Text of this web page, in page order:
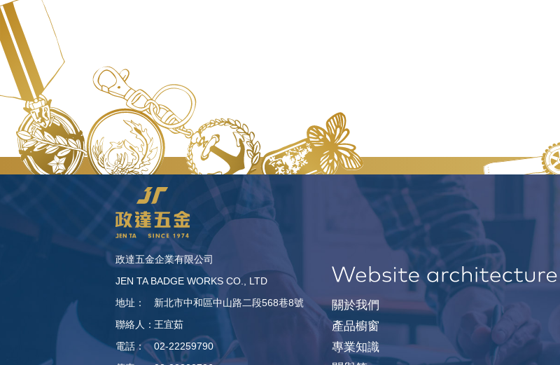
政達五金企業有限公司
JEN TA BADGE WORKS CO., LTD
地址：
新北市中和區中山路二段568巷8號
聯絡人： 王宜茹
電話：
02-22259790
關於我們
產品櫥窗
專業知識